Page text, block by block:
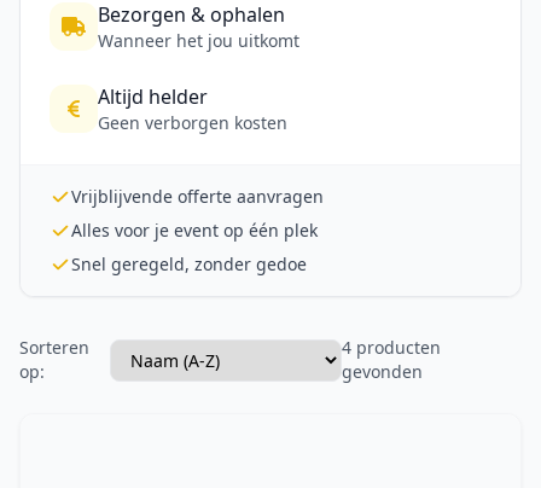
Bezorgen & ophalen
Wanneer het jou uitkomt
Altijd helder
Geen verborgen kosten
Vrijblijvende offerte aanvragen
Alles voor je event op één plek
Snel geregeld, zonder gedoe
Sorteren
op:
4 producten
gevonden